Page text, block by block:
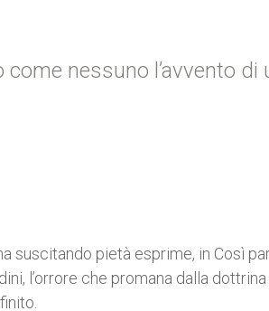
nessuno l’avvento di
suscitando pietà esprime, in Così
l’orrore che promana dalla dottrina